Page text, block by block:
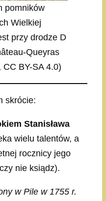
pomników
Wielkiej
przy drodze D
Queyras
BY-SA 4.0)
skrócie:
Stanisława
wielu talentów, a
rocznicy jego
nie ksiądz).
w Pile w 1755 r.